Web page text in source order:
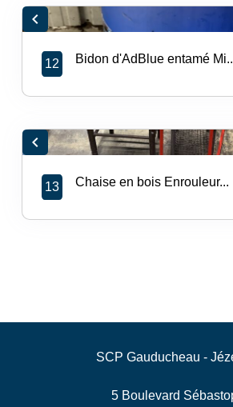
chevron_left
12 Bidon d'AdBlue entamé
chevron_left
13 Chaise en bois Enrouleur...
SCP Gauducheau -
5 Boulevard